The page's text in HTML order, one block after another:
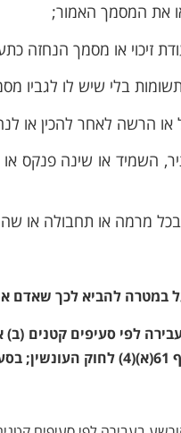
את המסמך האמור;
השמיד או שינה